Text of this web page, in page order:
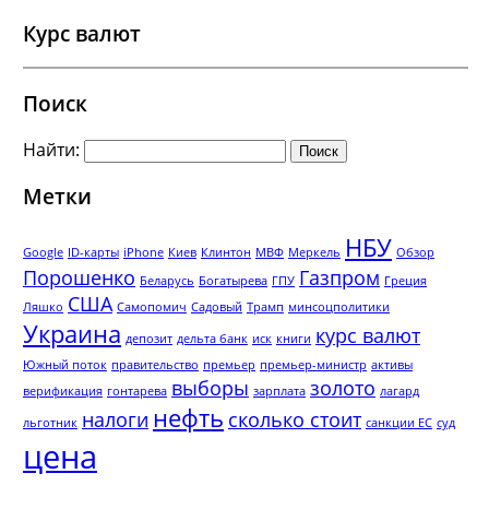
Курс валют
Поиск
Найти:
Метки
Google ID-карты iPhone Киев Клинтон МВФ Меркель НБУ Обзор
Порошенко Беларусь Богатырева ГПУ Газпром Греция
Ляшко США Самопомич Садовый Трамп минсоцполитики
Украина депозит дельта банк иск книги курс валют
Южный поток правительство премьер премьер-министр активы
верификация гонтарева выборы зарплата золото лагард
льготник налоги нефть сколько стоит санкции ЕС суд
цена